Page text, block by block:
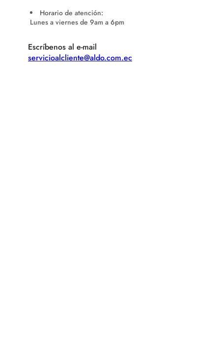
Horario de atención:
Lunes a viernes de 9am a 6pm
Escríbenos al e-mail
servicioalcliente@aldo.com.ec